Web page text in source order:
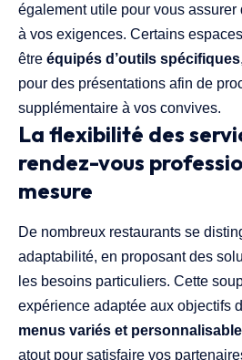
également utile pour vous assurer
à vos exigences. Certains
être équipés d’outils spécifiques
pour des présentations afin de
supplémentaire à vos convives.
La flexibilité des
rendez-vous
mesure
De nombreux restaurants se
adaptabilité, en proposant des
les besoins particuliers. Cette
expérience adaptée aux objectifs
menus variés et
atout pour satisfaire vos